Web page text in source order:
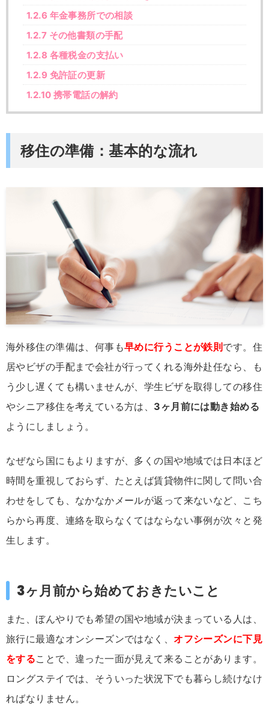
1.2.6 年金事務所での相談
1.2.7 その他書類の手配
1.2.8 各種税金の支払い
1.2.9 免許証の更新
1.2.10 携帯電話の解約
移住の準備：基本的な流れ
海外移住の準備は、何事も早めに行うことが鉄則 です。住
居やビザの手配まで会社が行ってくれる海外赴任なら、も
う少し遅くても構いませんが、学生ビザを取得しての移住
やシニア移住を考えている方は、 3ヶ月前には動き始める
ようにしましょう。
なぜなら国にもよりますが、多くの国や地域では日本ほど
時間を重視しておらず、たとえば賃貸物件に関して問い合
わせをしても、なかなかメールが返って来ないなど、こち
らから再度、連絡を取らなくてはならない事例が次々と発
生します。
3ヶ月前から始めておきたいこと
また、ぼんやりでも希望の国や地域が決まっている人は、
旅行に最適なオンシーズンではなく、オフシーズンに下見
をすることで、違った一面が見えて来ることがあります。
ロングステイでは、そういった状況下でも暮らし続けなけ
ればなりません。